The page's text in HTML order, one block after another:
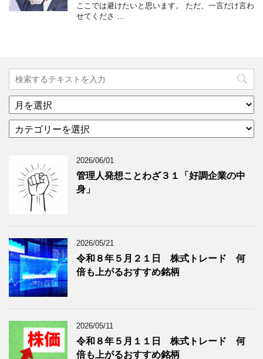
ここでは避けたいと思います。 ただ、一言だけ言わ
せてくださ …
ア
ー
イ
グ
記
事
を
表
示
テ
ー
グ
記
事
を
表
示
2026/06/01
管理人発想ことわざ３１「好調企業の中
身」
2026/05/21
令和８年５月２１日 株式トレード 何
倍も上がるおすすめ銘柄
2026/05/11
令和８年５月１１日 株式トレード 何
倍も上がるおすすめ銘柄